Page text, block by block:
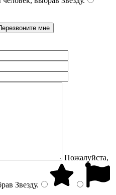
Пожалуйста,
Звезду.